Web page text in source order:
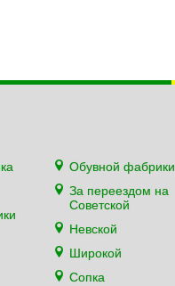
Обувной фабрики
За переездом на
Советской
Невской
Широкой
Сопка